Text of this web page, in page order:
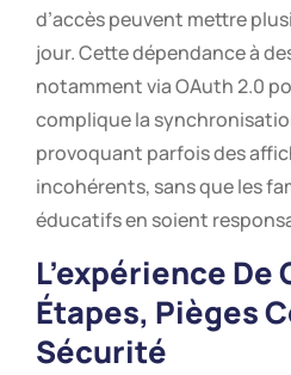
d’accès peuvent mettre
jour. Cette dépendance à
notamment via OAuth 2.0
complique la
provoquant parfois des
incohérents, sans que les
éducatifs en soient
L’expérience De
Étapes, Pièges
Sécurité